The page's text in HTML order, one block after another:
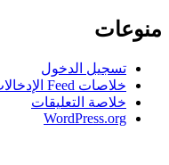
منوعات
تسجيل الدخول
خلاصات Feed الإدخالات
خلاصة التعليقات
WordPress.org